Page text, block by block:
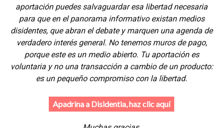
aportación puedes salvaguardar esa libertad necesaria
para que en el panorama informativo existan medios
disidentes, que abran el debate y marquen una agenda de
verdadero interés general. No tenemos muros de pago,
porque este es un medio abierto. Tu aportación es
voluntaria y no una transacción a cambio de un producto:
es un pequeño compromiso con la libertad.
Apadrina a Disidentia, haz clic aquí